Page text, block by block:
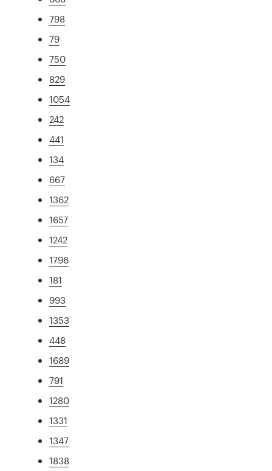
798
79
750
829
1054
242
441
134
667
1362
1657
1242
1796
181
993
1353
448
1689
791
1280
1331
1347
1838